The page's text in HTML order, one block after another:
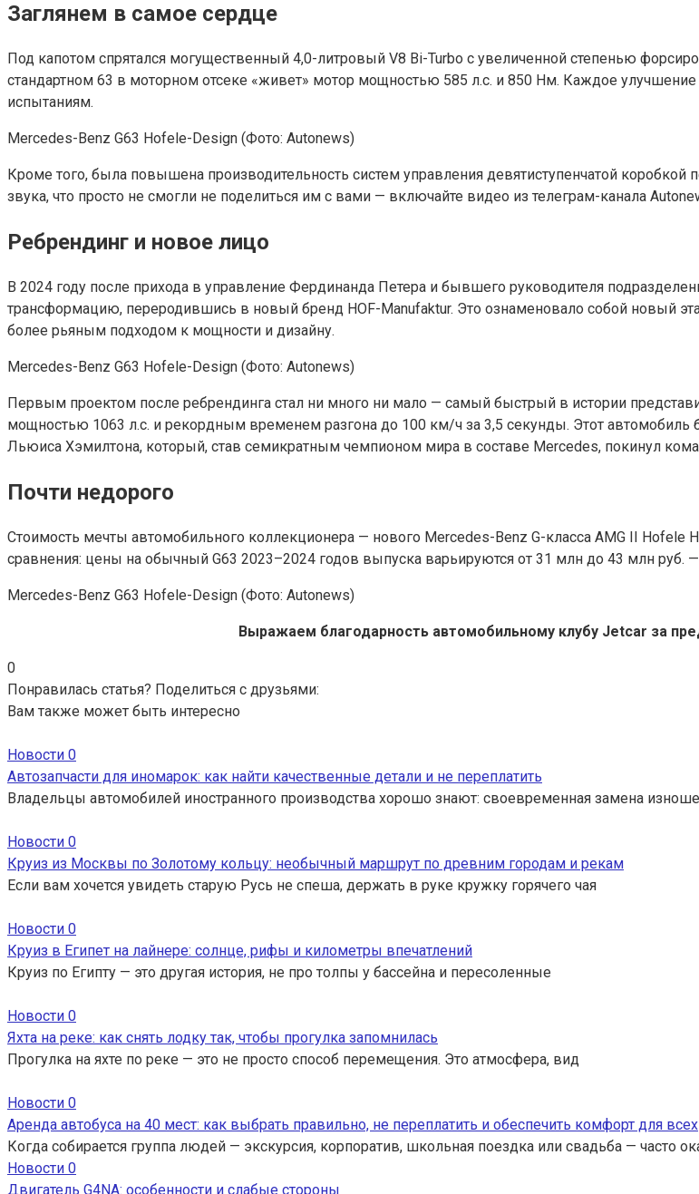
Заглянем в самое сердце
Под капотом спрятался могущественный 4,0-литровый V8 Bi-Turbo с увеличенной степенью
стандартном 63 в моторном отсеке «живет» мотор мощностью 585 л.с. и 850 Нм. Каждое
испытаниям.
Mercedes-Benz G63 Hofele-Design (Фото: Autonews)
Кроме того, была повышена производительность систем управления девятиступенчатой
звука, что просто не смогли не поделиться им с вами — включайте видео из телеграм-канала
Ребрендинг и новое лицо
В 2024 году после прихода в управление Фердинанда Петера и бывшего руководителя
трансформацию, переродившись в новый бренд HOF-Manufaktur. Это ознаменовало собой новый
более рьяным подходом к мощности и дизайну.
Mercedes-Benz G63 Hofele-Design (Фото: Autonews)
Первым проектом после ребрендинга стал ни много ни мало — самый быстрый в истории
мощностью 1063 л.с. и рекордным временем разгона до 100 км/ч за 3,5 секунды. Этот
Льюиса Хэмилтона, который, став семикратным чемпионом мира в составе Mercedes, покинул
Почти недорого
Стоимость мечты автомобильного коллекционера — нового Mercedes-Benz G-класса AMG II Hofele
сравнения: цены на обычный G63 2023–2024 годов выпуска варьируются от 31 млн до 43 млн руб.
Mercedes-Benz G63 Hofele-Design (Фото: Autonews)
Выражаем благодарность автомобильному клубу Jetcar за
0
Понравилась статья? Поделиться с друзьями:
Вам также может быть интересно
Новости 0
Автозапчасти для иномарок: как найти качественные детали и не переплатить
Владельцы автомобилей иностранного производства хорошо знают: своевременная замена
Новости 0
Круиз из Москвы по Золотому кольцу: необычный маршрут по древним городам и рекам
Если вам хочется увидеть старую Русь не спеша, держать в руке кружку горячего чая
Новости 0
Круиз в Египет на лайнере: солнце, рифы и километры впечатлений
Круиз по Египту — это другая история, не про толпы у бассейна и пересоленные
Новости 0
Яхта на реке: как снять лодку так, чтобы прогулка запомнилась
Прогулка на яхте по реке — это не просто способ перемещения. Это атмосфера, вид
Новости 0
Аренда автобуса на 40 мест: как выбрать правильно, не переплатить и обеспечить комфорт для всех
Когда собирается группа людей — экскурсия, корпоратив, школьная поездка или свадьба — часто
Новости 0
Двигатель G4NA: особенности и слабые стороны